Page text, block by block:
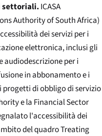
settoriali. ICASA
Authority of South Africa)
dei servizi per i
elettronica, inclusi gli
per i
in abbonamento e i
di obbligo di servizio
e la Financial Sector
l'accessibilità dei
del quadroTreating